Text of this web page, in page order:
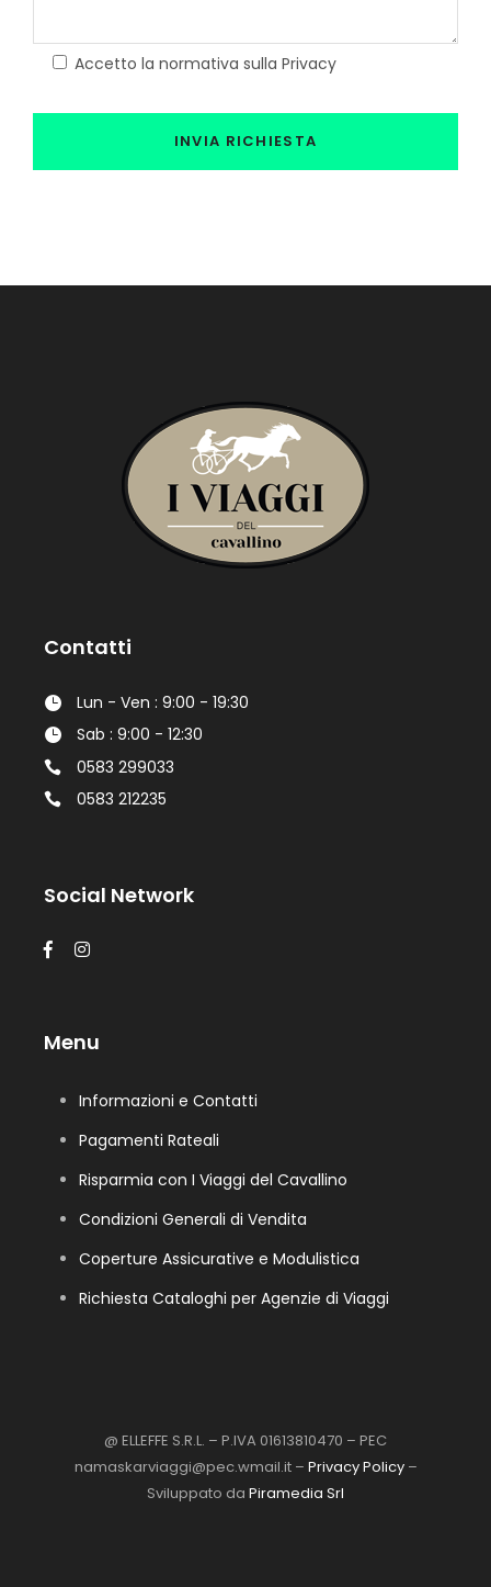
Accetto la normativa sulla Privacy
Contatti
Lun - Ven : 9:00 - 19:30
Sab : 9:00 - 12:30
0583 299033
0583 212235
Social Network
Menu
Informazioni e Contatti
Pagamenti Rateali
Risparmia con I Viaggi del Cavallino
Condizioni Generali di Vendita
Coperture Assicurative e Modulistica
Richiesta Cataloghi per Agenzie di Viaggi
@ ELLEFFE S.R.L. – P.IVA 01613810470 – PEC
namaskarviaggi@pec.wmail.it – Privacy Policy–
Sviluppato da Piramedia Srl